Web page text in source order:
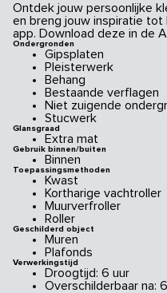
Ontdek jouw persoonlijke
en breng jouw inspiratie
app. Download deze in de
Ondergronden
Gipsplaten
Pleisterwerk
Behang
Bestaande verflagen
Niet zuigende
Stucwerk
Glansgraad
Extra mat
Gebruik binnen/buiten
Binnen
Toepassingsmethoden
Kwast
Kortharige vachtroller
Muurverfroller
Roller
Geschilderd object
Muren
Plafonds
Verwerkingstijd
Droogtijd: 6 uur
Overschilderbaar na: